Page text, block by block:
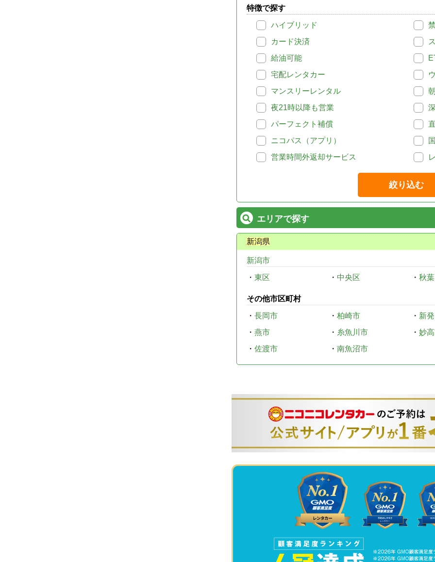
特徴で探す
ハイブリッド
カード決済
給油可能
宅配レンタカー
マンスリーレンタル
夜21時以降も営業
パーフェクト補償
ニコパス（アプリ）
営業時間外返却サービス
絞り込む
エリアで探す
新潟県
新潟市
・ 東区 ・ 中央区 ・ 秋
その他市区町村
・ 長岡市 ・ 柏崎市 ・ 新
・ 燕市 ・ 糸魚川市 ・ 妙
・ 佐渡市 ・ 南魚沼市